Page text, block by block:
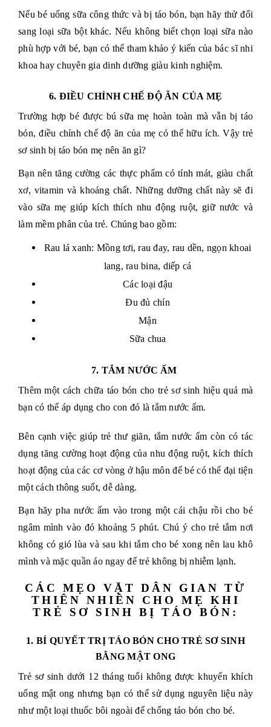
Nếu bé uống sữa công thức và bị táo bón, bạn hãy thử đổi
sang loại sữa bột khác. Nếu không biết chọn loại sữa nào
phù hợp với bé, bạn có thể tham khảo ý kiến của bác sĩ nhi
khoa hay chuyên gia dinh dưỡng giàu kinh nghiệm.
6. ĐIỀU CHỈNH CHẾ ĐỘ ĂN CỦA MẸ
Trường hợp bé được bú sữa mẹ hoàn toàn mà vẫn bị táo
bón, điều chỉnh chế độ ăn của mẹ có thể hữu ích. Vậy trẻ
sơ sinh bị táo bón mẹ nên ăn gì?
Bạn nên tăng cường các thực phẩm có tính mát, giàu chất
xơ, vitamin và khoáng chất. Những dưỡng chất này sẽ đi
vào sữa mẹ giúp kích thích nhu động ruột, giữ nước và
làm mềm phân của trẻ. Chúng bao gồm:
Rau lá xanh: Mồng tơi, rau đay, rau dền, ngọn khoai
lang, rau bina, diếp cá
Các loại đậu
Đu đủ chín
Mận
Sữa chua
7. TẮM NƯỚC ẤM
Thêm một cách chữa táo bón cho trẻ sơ sinh hiệu quả mà
bạn có thể áp dụng cho con đó là tắm nước ấm.
Bên cạnh việc giúp trẻ thư giãn, tắm nước ấm còn có tác
dụng tăng cường hoạt động của nhu động ruột, kích thích
hoạt động của các cơ vòng ở hậu môn để bé có thể đại tiện
một cách thông suốt, dễ dàng.
Bạn hãy pha nước ấm vào trong một cái chậu rồi cho bé
ngâm mình vào đó khoảng 5 phút. Chú ý cho trẻ tắm nơi
không có gió lùa và sau khi tắm cho bé xong nên lau khô
mình và mặc quần áo ngay để trẻ không bị nhiễm lạnh.
CÁC MẸO VẶT DÂN GIAN TỪ
THIÊN NHIÊN CHO MẸ KHI
TRẺ SƠ SINH BỊ TÁO BÓN:
1. BÍ QUYẾT TRỊ TÁO BÓN CHO TRẺ SƠ SINH
BẰNG MẬT ONG
Trẻ sơ sinh dưới 12 tháng tuổi không được khuyến khích
uống mật ong nhưng bạn có thể sử dụng nguyên liệu này
như một loại thuốc bôi ngoài để chống táo bón cho bé.